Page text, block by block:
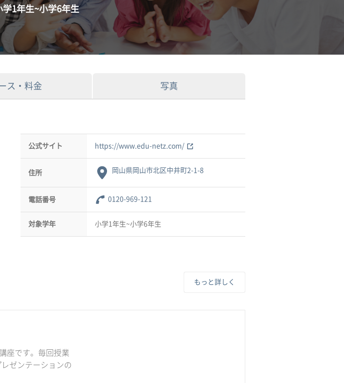
学1年生~小学6年生
ス・料金 写真
公式サイト https://www.edu-netz.com/
住所 岡山県岡山市北区中井町2-1-8
電話番号 0120-969-121
対象学年 小学1年生~小学6年生
もっと詳しく
座です。毎回授業
ゼンテーションの